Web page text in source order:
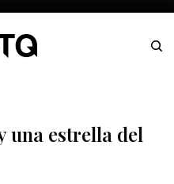
una estrella del